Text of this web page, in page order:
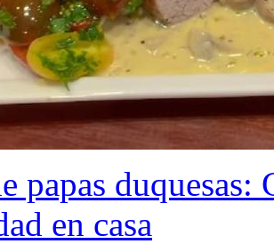
papas
en casa